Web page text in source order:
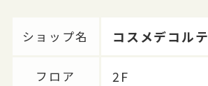
ショップ名 コスメデコルテ
フロア 2F